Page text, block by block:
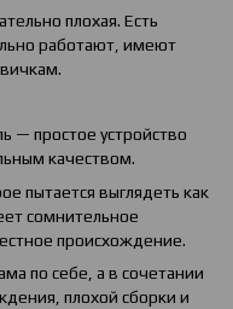
плохая. Есть
работают, имеют
— простое устройство
качеством.
пытается выглядеть как
сомнительное
происхождение.
по себе, а в сочетании
плохой сборки и